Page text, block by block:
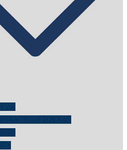
in der IHK Köln